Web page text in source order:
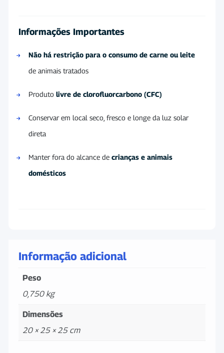
Informações Importantes
Não há restrição para o consumo de carne ou leite
de animais tratados
Produto livre de clorofluorcarbono (CFC)
Conservar em local seco, fresco e longe da luz solar
direta
Manter fora do alcance de crianças e animais
domésticos
Informação adicional
Peso
0,750 kg
Dimensões
20 × 25 × 25 cm